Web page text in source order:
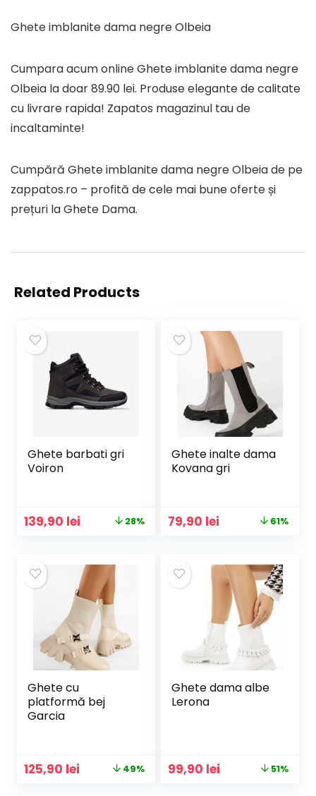
Ghete imblanite dama negre Olbeia
Cumpara acum online Ghete imblanite dama negre
Olbeia la doar 89.90 lei. Produse elegante de calitate
cu livrare rapida! Zapatos magazinul tau de
incaltaminte!
Cumpără Ghete imblanite dama negre Olbeia de pe
zappatos.ro – profită de cele mai bune oferte și
prețuri la Ghete Dama.
Related Products
Ghete barbati gri
Voiron
Prețul
fost:
194,00 lei.
139,90 lei Prețul
139,90 lei.
28%
Ghete inalte dama
Kovana gri
Prețul
204,00 lei.
79,90 lei
79,90 lei.
61%
Ghete cu
platformă bej
Garcia
Prețul
125,90 lei Prețul 49%
Ghete dama albe
Lerona
Prețul
99,90 lei 51%